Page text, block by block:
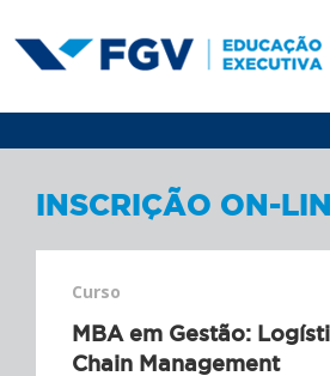
INSCRIÇÃO ON-
Curso
MBA em Gestão:
Chain Management